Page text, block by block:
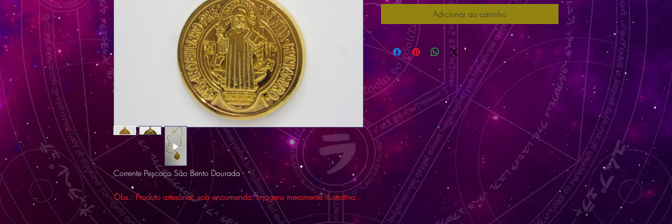
Corrente Pescoço São Bento Dourada
Obs.: Produto artesanal, sob encomenda. Imagens meramente ilustrativa.
Adicionar ao carrinho